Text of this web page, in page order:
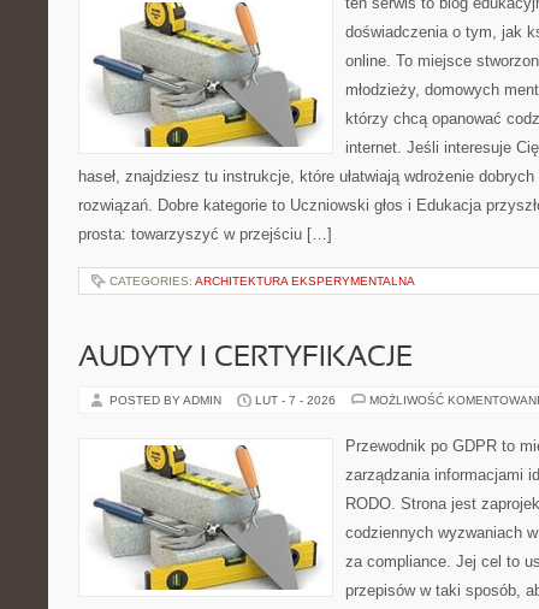
doświadczenia o tym, jak
online. To miejsce
młodzieży, domowych
którzy chcą opanować
internet. Jeśli interesuje
haseł, znajdziesz tu instrukcje, które ułatwiają wdrożenie
rozwiązań. Dobre kategorie to Uczniowski głos i Edukacja
prosta: towarzyszyć w przejściu […]
CATEGORIES: ARCHITEKTURA EKSPERYMENTALNA
AUDYTY I CERTYFIKACJE
POSTED BY ADMIN LUT - 7 - 2026 MOŻLIWOŚĆ
Przewodnik po GDPR to
zarządzania informacjami
RODO. Strona jest
codziennych wyzwaniach
za compliance. Jej cel to
przepisów w taki sposób,